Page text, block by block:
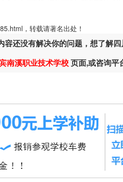
，转载请著名出处！
还没有解决你的问题，想了解
南溪职业技术学校页面,或咨询平